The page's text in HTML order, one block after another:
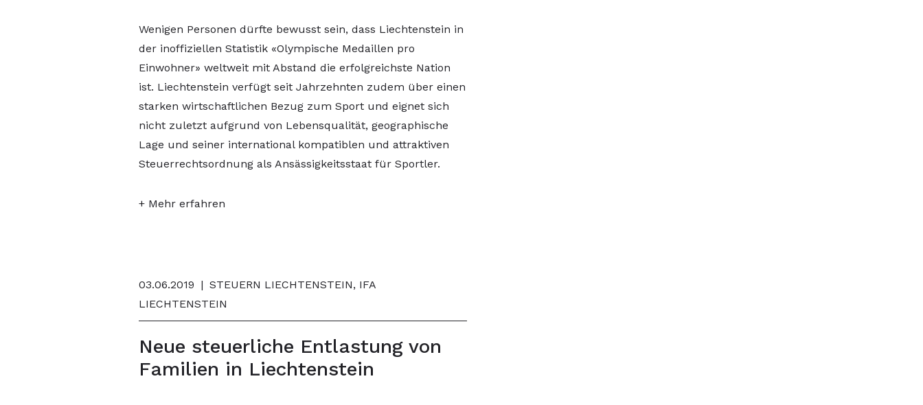
Wenigen Personen dürfte bewusst sein, dass Liechtenstein in
der inoffiziellen Statistik «Olympische Medaillen pro
Einwohner» weltweit mit Abstand die erfolgreichste Nation
ist. Liechtenstein verfügt seit Jahrzehnten zudem über einen
starken wirtschaftlichen Bezug zum Sport und eignet sich
nicht zuletzt aufgrund von Lebensqualität, geographische
Lage und seiner international kompatiblen und attraktiven
Steuerrechtsordnung als Ansässigkeitsstaat für Sportler.
+ Mehr erfahren
03.06.2019 | STEUERN LIECHTENSTEIN, IFA
LIECHTENSTEIN
Neue steuerliche Entlastung von
Familien in Liechtenstein